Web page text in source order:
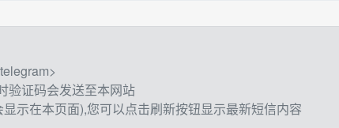
验证码会发送至本网站
示在本页面),您可以点击刷新按钮显示最新短信内容